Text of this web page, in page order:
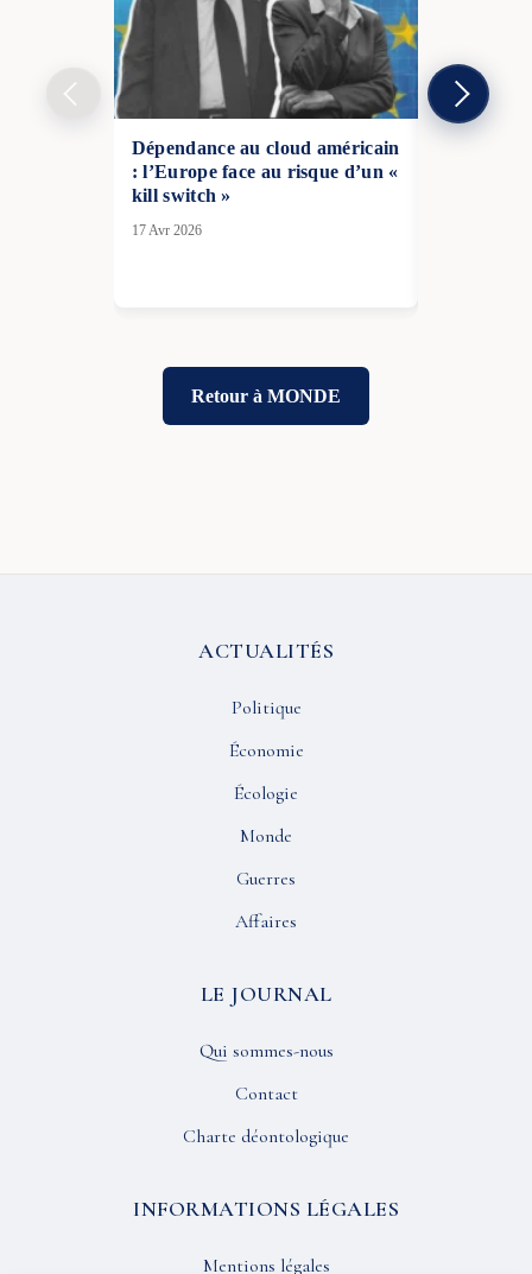
Dépendance au cloud américain
: l’Europe face au risque d’un «
kill switch »
17 Avr 2026
Retour à MONDE
ACTUALITÉS
Politique
Économie
Écologie
Monde
Guerres
Affaires
LE JOURNAL
Qui sommes-nous
Contact
Charte déontologique
INFORMATIONS LÉGALES
Mentions légales